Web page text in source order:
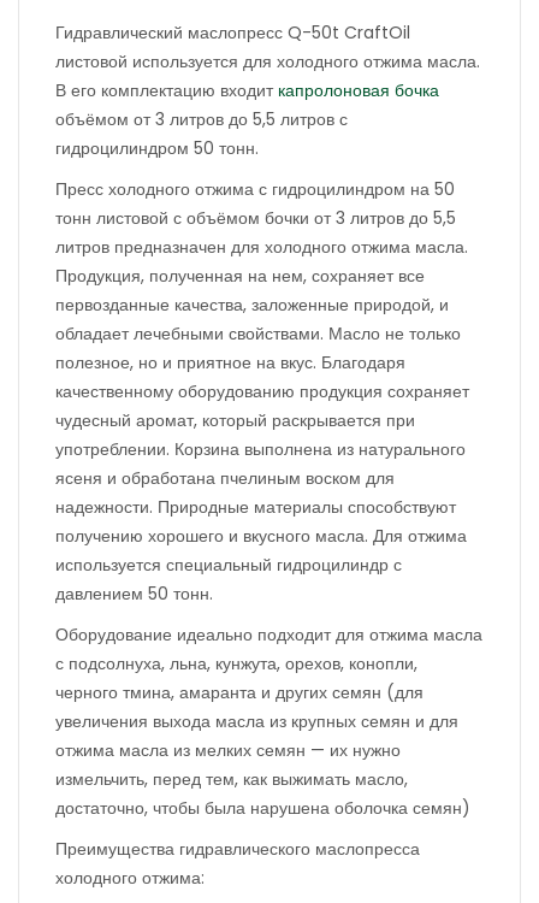
Гидравлический маслопресс Q-50t CraftOil
листовой используется для холодного отжима масла.
В его комплектацию входит капролоновая бочка
объёмом от 3 литров до 5,5 литров с
гидроцилиндром 50 тонн.
Пресс холодного отжима с гидроцилиндром на 50
тонн листовой с объёмом бочки от 3 литров до 5,5
литров предназначен для холодного отжима масла.
Продукция, полученная на нем, сохраняет все
первозданные качества, заложенные природой, и
обладает лечебными свойствами. Масло не только
полезное, но и приятное на вкус. Благодаря
качественному оборудованию продукция сохраняет
чудесный аромат, который раскрывается при
употреблении. Корзина выполнена из натурального
ясеня и обработана пчелиным воском для
надежности. Природные материалы способствуют
получению хорошего и вкусного масла. Для отжима
используется специальный гидроцилиндр с
давлением 50 тонн.
Оборудование идеально подходит для отжима масла
с подсолнуха, льна, кунжута, орехов, конопли,
черного тмина, амаранта и других семян (для
увеличения выхода масла из крупных семян и для
отжима масла из мелких семян — их нужно
измельчить, перед тем, как выжимать масло,
достаточно, чтобы была нарушена оболочка семян)
Преимущества гидравлического маслопресса
холодного отжима: